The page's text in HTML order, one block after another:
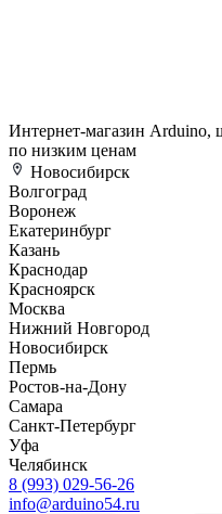
Интернет-магазин Arduino,
по низким ценам
Новосибирск
Волгоград
Воронеж
Екатеринбург
Казань
Краснодар
Красноярск
Москва
Нижний Новгород
Новосибирск
Пермь
Ростов-на-Дону
Самара
Санкт-Петербург
Уфа
Челябинск
8 (993) 029-56-26
info@arduino54.ru